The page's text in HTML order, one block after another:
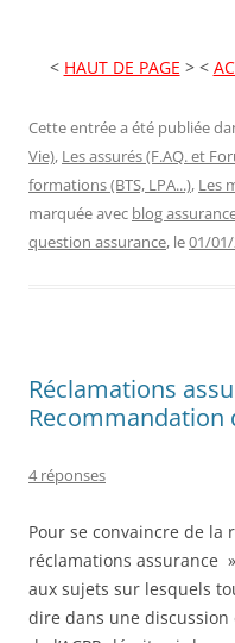
< HAUT DE PAGE > <
Cette entrée a été publiée
Vie), Les assurés (F.AQ. et
formations (BTS, LPA...), Les
marquée avec blog
question assurance, le01/
Réclamations
Recommandation
4 réponses
Pour se convaincre de
réclamations assurance
aux sujets sur lesquels
dire dans une